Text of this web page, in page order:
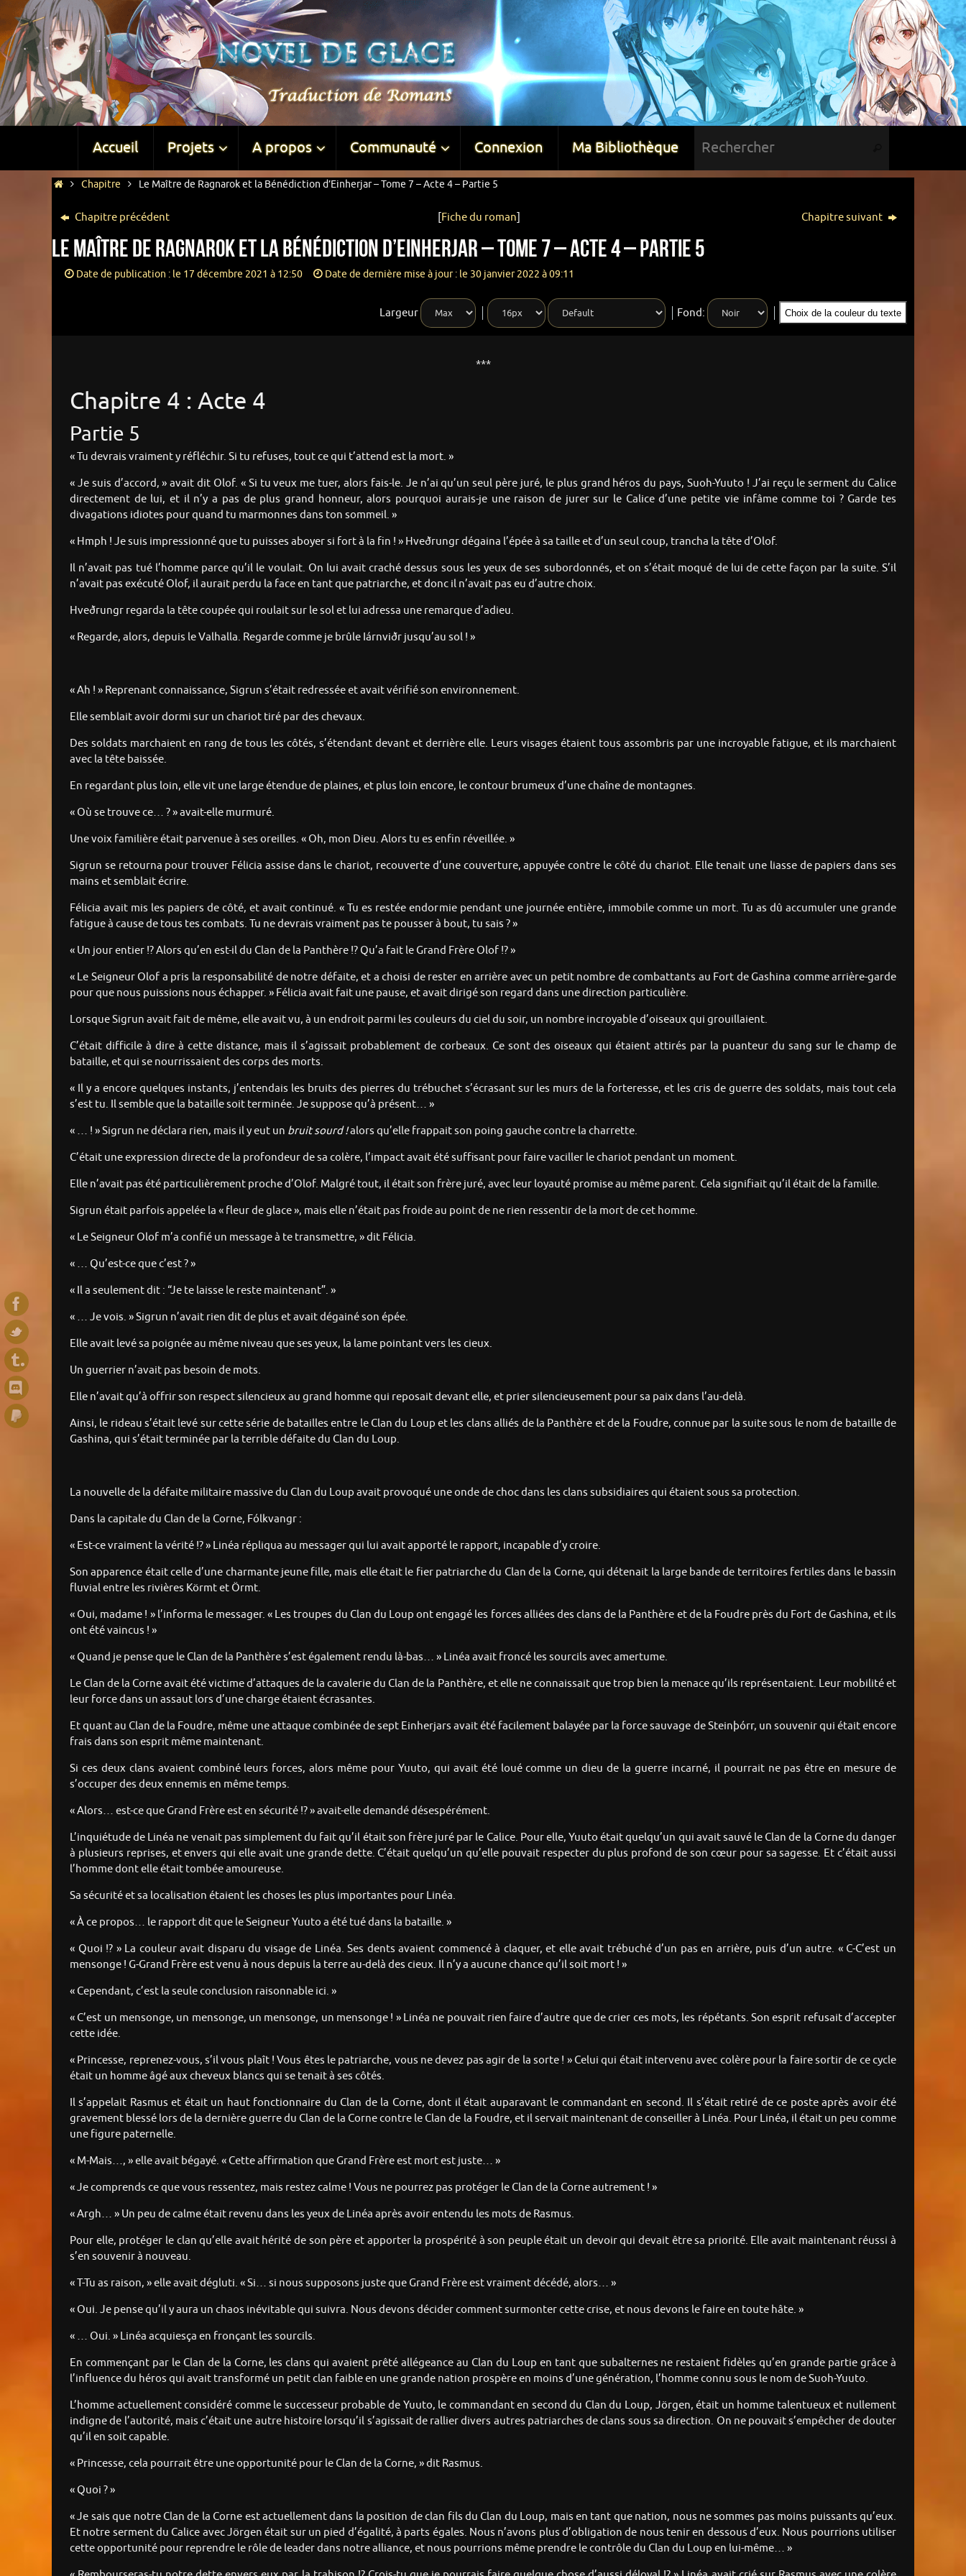
Accueil Projets A propos Communauté Connexion Ma Bibliothèque
Chapitre Le Maître de Ragnarok et la Bénédiction d’Einherjar – Tome 7 – Acte 4 – Partie 5
Chapitre précédent [Fiche du roman] Chapitre suivant
Le Maître de Ragnarok et la Bénédiction d’Einherjar – Tome 7 – Acte 4 – Partie 5
Date de publication : le 17 décembre 2021 à 12:50 Date de dernière mise à jour : le 30 janvier 2022 à 09:11
Largeur Fond: Choix de la couleur du texte
***
Chapitre 4 : Acte 4
Partie 5
« Tu devrais vraiment y réfléchir. Si tu refuses, tout ce qui t’attend est la mort. »
« Je suis d’accord, » avait dit Olof. « Si tu veux me tuer, alors fais-le. Je n’ai qu’un seul père juré, le plus grand héros du pays, Suoh-Yuuto ! J’ai reçu le serment du Calice
directement de lui, et il n’y a pas de plus grand honneur, alors pourquoi aurais-je une raison de jurer sur le Calice d’une petite vie infâme comme toi ? Garde tes
divagations idiotes pour quand tu marmonnes dans ton sommeil. »
« Hmph ! Je suis impressionné que tu puisses aboyer si fort à la fin ! » Hveðrungr dégaina l’épée à sa taille et d’un seul coup, trancha la tête d’Olof.
Il n’avait pas tué l’homme parce qu’il le voulait. On lui avait craché dessus sous les yeux de ses subordonnés, et on s’était moqué de lui de cette façon par la suite. S’il
n’avait pas exécuté Olof, il aurait perdu la face en tant que patriarche, et donc il n’avait pas eu d’autre choix.
Hveðrungr regarda la tête coupée qui roulait sur le sol et lui adressa une remarque d’adieu.
« Regarde, alors, depuis le Valhalla. Regarde comme je brûle Iárnviðr jusqu’au sol ! »
« Ah ! » Reprenant connaissance, Sigrun s’était redressée et avait vérifié son environnement.
Elle semblait avoir dormi sur un chariot tiré par des chevaux.
Des soldats marchaient en rang de tous les côtés, s’étendant devant et derrière elle. Leurs visages étaient tous assombris par une incroyable fatigue, et ils marchaient
avec la tête baissée.
En regardant plus loin, elle vit une large étendue de plaines, et plus loin encore, le contour brumeux d’une chaîne de montagnes.
« Où se trouve ce… ? » avait-elle murmuré.
Une voix familière était parvenue à ses oreilles. « Oh, mon Dieu. Alors tu es enfin réveillée. »
Sigrun se retourna pour trouver Félicia assise dans le chariot, recouverte d’une couverture, appuyée contre le côté du chariot. Elle tenait une liasse de papiers dans ses
mains et semblait écrire.
Félicia avait mis les papiers de côté, et avait continué. « Tu es restée endormie pendant une journée entière, immobile comme un mort. Tu as dû accumuler une grande
fatigue à cause de tous tes combats. Tu ne devrais vraiment pas te pousser à bout, tu sais ? »
« Un jour entier !? Alors qu’en est-il du Clan de la Panthère !? Qu’a fait le Grand Frère Olof !? »
« Le Seigneur Olof a pris la responsabilité de notre défaite, et a choisi de rester en arrière avec un petit nombre de combattants au Fort de Gashina comme arrière-garde
pour que nous puissions nous échapper. » Félicia avait fait une pause, et avait dirigé son regard dans une direction particulière.
Lorsque Sigrun avait fait de même, elle avait vu, à un endroit parmi les couleurs du ciel du soir, un nombre incroyable d’oiseaux qui grouillaient.
C’était difficile à dire à cette distance, mais il s’agissait probablement de corbeaux. Ce sont des oiseaux qui étaient attirés par la puanteur du sang sur le champ de
bataille, et qui se nourrissaient des corps des morts.
« Il y a encore quelques instants, j’entendais les bruits des pierres du trébuchet s’écrasant sur les murs de la forteresse, et les cris de guerre des soldats, mais tout cela
s’est tu. Il semble que la bataille soit terminée. Je suppose qu’à présent… »
« … ! » Sigrun ne déclara rien, mais il y eut un bruit sourd !alors qu’elle frappait son poing gauche contre la charrette.
C’était une expression directe de la profondeur de sa colère, l’impact avait été suffisant pour faire vaciller le chariot pendant un moment.
Elle n’avait pas été particulièrement proche d’Olof. Malgré tout, il était son frère juré, avec leur loyauté promise au même parent. Cela signifiait qu’il était de la famille.
Sigrun était parfois appelée la « fleur de glace », mais elle n’était pas froide au point de ne rien ressentir de la mort de cet homme.
« Le Seigneur Olof m’a confié un message à te transmettre, » dit Félicia.
« … Qu’est-ce que c’est ? »
« Il a seulement dit : “Je te laisse le reste maintenant”. »
« … Je vois. » Sigrun n’avait rien dit de plus et avait dégainé son épée.
Elle avait levé sa poignée au même niveau que ses yeux, la lame pointant vers les cieux.
Un guerrier n’avait pas besoin de mots.
Elle n’avait qu’à offrir son respect silencieux au grand homme qui reposait devant elle, et prier silencieusement pour sa paix dans l’au-delà.
Ainsi, le rideau s’était levé sur cette série de batailles entre le Clan du Loup et les clans alliés de la Panthère et de la Foudre, connue par la suite sous le nom de bataille de
Gashina, qui s’était terminée par la terrible défaite du Clan du Loup.
La nouvelle de la défaite militaire massive du Clan du Loup avait provoqué une onde de choc dans les clans subsidiaires qui étaient sous sa protection.
Dans la capitale du Clan de la Corne, Fólkvangr :
« Est-ce vraiment la vérité !? » Linéa répliqua au messager qui lui avait apporté le rapport, incapable d’y croire.
Son apparence était celle d’une charmante jeune fille, mais elle était le fier patriarche du Clan de la Corne, qui détenait la large bande de territoires fertiles dans le bassin
fluvial entre les rivières Körmt et Örmt.
« Oui, madame ! » l’informa le messager. « Les troupes du Clan du Loup ont engagé les forces alliées des clans de la Panthère et de la Foudre près du Fort de Gashina, et ils
ont été vaincus ! »
« Quand je pense que le Clan de la Panthère s’est également rendu là-bas… » Linéa avait froncé les sourcils avec amertume.
Le Clan de la Corne avait été victime d’attaques de la cavalerie du Clan de la Panthère, et elle ne connaissait que trop bien la menace qu’ils représentaient. Leur mobilité et
leur force dans un assaut lors d’une charge étaient écrasantes.
Et quant au Clan de la Foudre, même une attaque combinée de sept Einherjars avait été facilement balayée par la force sauvage de Steinþórr, un souvenir qui était encore
frais dans son esprit même maintenant.
Si ces deux clans avaient combiné leurs forces, alors même pour Yuuto, qui avait été loué comme un dieu de la guerre incarné, il pourrait ne pas être en mesure de
s’occuper des deux ennemis en même temps.
« Alors… est-ce que Grand Frère est en sécurité !? » avait-elle demandé désespérément.
L’inquiétude de Linéa ne venait pas simplement du fait qu’il était son frère juré par le Calice. Pour elle, Yuuto était quelqu’un qui avait sauvé le Clan de la Corne du danger
à plusieurs reprises, et envers qui elle avait une grande dette. C’était quelqu’un qu’elle pouvait respecter du plus profond de son cœur pour sa sagesse. Et c’était aussi
l’homme dont elle était tombée amoureuse.
Sa sécurité et sa localisation étaient les choses les plus importantes pour Linéa.
« À ce propos… le rapport dit que le Seigneur Yuuto a été tué dans la bataille. »
« Quoi !? » La couleur avait disparu du visage de Linéa. Ses dents avaient commencé à claquer, et elle avait trébuché d’un pas en arrière, puis d’un autre. « C-C’est un
mensonge ! G-Grand Frère est venu à nous depuis la terre au-delà des cieux. Il n’y a aucune chance qu’il soit mort ! »
« Cependant, c’est la seule conclusion raisonnable ici. »
« C’est un mensonge, un mensonge, un mensonge, un mensonge ! » Linéa ne pouvait rien faire d’autre que de crier ces mots, les répétants. Son esprit refusait d’accepter
cette idée.
« Princesse, reprenez-vous, s’il vous plaît ! Vous êtes le patriarche, vous ne devez pas agir de la sorte ! » Celui qui était intervenu avec colère pour la faire sortir de ce cycle
était un homme âgé aux cheveux blancs qui se tenait à ses côtés.
Il s’appelait Rasmus et était un haut fonctionnaire du Clan de la Corne, dont il était auparavant le commandant en second. Il s’était retiré de ce poste après avoir été
gravement blessé lors de la dernière guerre du Clan de la Corne contre le Clan de la Foudre, et il servait maintenant de conseiller à Linéa. Pour Linéa, il était un peu comme
une figure paternelle.
« M-Mais…, » elle avait bégayé. « Cette affirmation que Grand Frère est mort est juste… »
« Je comprends ce que vous ressentez, mais restez calme ! Vous ne pourrez pas protéger le Clan de la Corne autrement ! »
« Argh… » Un peu de calme était revenu dans les yeux de Linéa après avoir entendu les mots de Rasmus.
Pour elle, protéger le clan qu’elle avait hérité de son père et apporter la prospérité à son peuple était un devoir qui devait être sa priorité. Elle avait maintenant réussi à
s’en souvenir à nouveau.
« T-Tu as raison, » elle avait dégluti. « Si… si nous supposons juste que Grand Frère est vraiment décédé, alors… »
« Oui. Je pense qu’il y aura un chaos inévitable qui suivra. Nous devons décider comment surmonter cette crise, et nous devons le faire en toute hâte. »
« … Oui. » Linéa acquiesça en fronçant les sourcils.
En commençant par le Clan de la Corne, les clans qui avaient prêté allégeance au Clan du Loup en tant que subalternes ne restaient fidèles qu’en grande partie grâce à
l’influence du héros qui avait transformé un petit clan faible en une grande nation prospère en moins d’une génération, l’homme connu sous le nom de Suoh-Yuuto.
L’homme actuellement considéré comme le successeur probable de Yuuto, le commandant en second du Clan du Loup, Jörgen, était un homme talentueux et nullement
indigne de l’autorité, mais c’était une autre histoire lorsqu’il s’agissait de rallier divers autres patriarches de clans sous sa direction. On ne pouvait s’empêcher de douter
qu’il en soit capable.
« Princesse, cela pourrait être une opportunité pour le Clan de la Corne, » dit Rasmus.
« Quoi ? »
« Je sais que notre Clan de la Corne est actuellement dans la position de clan fils du Clan du Loup, mais en tant que nation, nous ne sommes pas moins puissants qu’eux.
Et notre serment du Calice avec Jörgen était sur un pied d’égalité, à parts égales. Nous n’avons plus d’obligation de nous tenir en dessous d’eux. Nous pourrions utiliser
cette opportunité pour reprendre le rôle de leader dans notre alliance, et nous pourrions même prendre le contrôle du Clan du Loup en lui-même… »